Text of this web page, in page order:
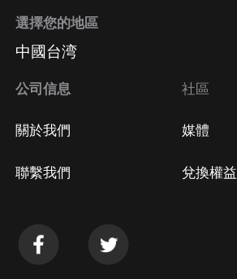
選擇您的地區
中國台湾
公司信息
關於我們
聯繫我們
社區
媒體
兌換權益